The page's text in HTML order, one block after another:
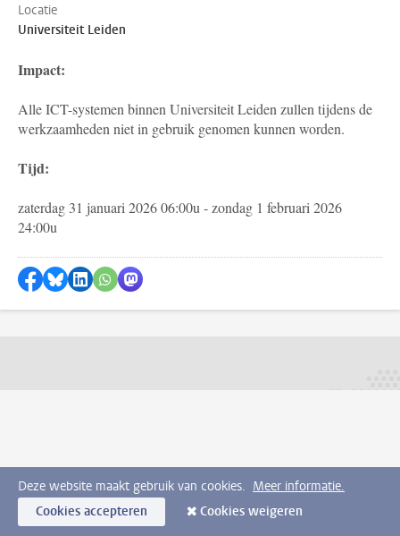
Locatie
Universiteit Leiden
Impact:
Alle ICT-systemen binnen Universiteit Leiden zullen tijdens de
werkzaamheden niet in gebruik genomen kunnen worden.
Tijd:
zaterdag 31 januari 2026 06:00u - zondag 1 februari 2026
24:00u
Delen op Facebook
Delen via Bluesky
Delen op LinkedIn
Delen via WhatsApp
Delen via Mastodon
Deze website maakt gebruik van cookies. Meer informatie.
Cookies accepteren
Cookies weigeren